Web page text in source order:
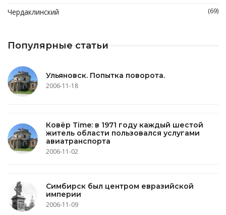
Чердаклинский (69)
Популярные статьи
Ульяновск. Попытка поворота.
2006-11-18
Ковёр Time: в 1971 году каждый шестой
житель области пользовался услугами
авиатранспорта
2006-11-02
Симбирск был центром евразийской
империи
2006-11-09